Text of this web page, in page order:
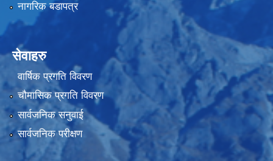
नागरिक बडापत्र
सेवाहरु
वार्षिक प्रगति विवरण
चौमासिक प्रगति विवरण
सार्वजनिक सनुवाई
सार्वजनिक परीक्षण